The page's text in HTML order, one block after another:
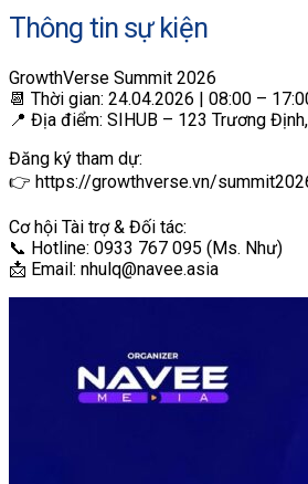
Thông tin sự kiện
GrowthVerse Summit 2026
📆 Thời gian: 24.04.2026 | 08:00 –
📍 Địa điểm: SIHUB – 123 Trương
Đăng ký tham dự:
👉 https://growthverse.vn/
Cơ hội Tài trợ & Đối tác:
📞 Hotline: 0933 767 095 (Ms. Như)
📩 Email: nhulq@navee.asia